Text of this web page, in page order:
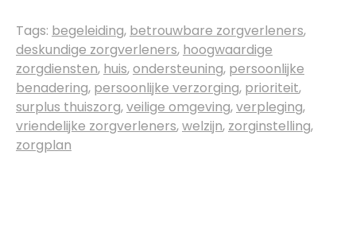
Tags: begeleiding, betrouwbare zorgverleners,
deskundige zorgverleners, hoogwaardige
zorgdiensten, huis,ondersteuning, persoonlijke
benadering, persoonlijke verzorging, prioriteit,
surplus thuiszorg,veilige omgeving,verpleging,
vriendelijke zorgverleners,welzijn, zorginstelling,
zorgplan